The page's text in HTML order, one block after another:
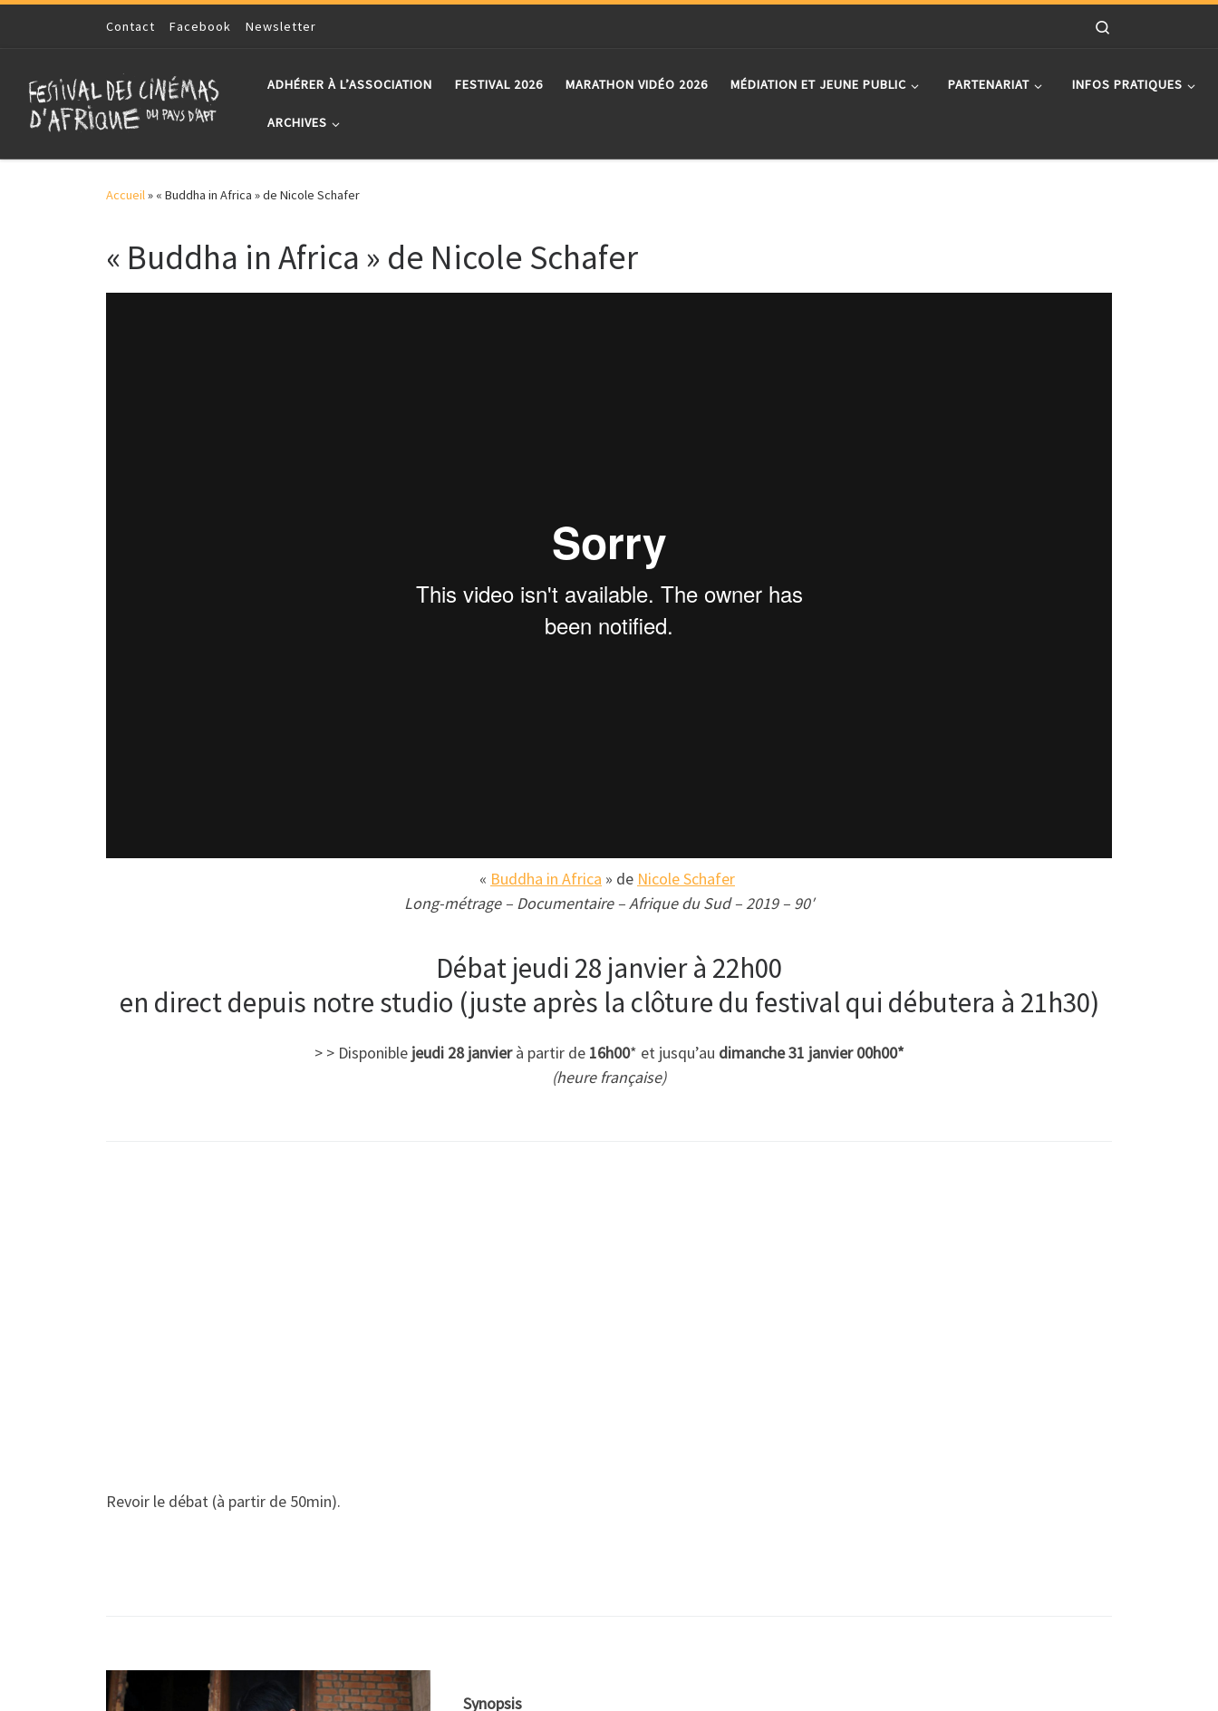
Skip to contentContact Facebook Newsletter
ADHÉRER À L’ASSOCIATION FESTIVAL 2026 MARATHON VIDÉO 2026 MÉDIATION ET JEUNE PUBLIC PARTENARIAT INFOS PRATIQUES
ARCHIVES
Accueil» « Buddha in Africa » de Nicole Schafer
« Buddha in Africa » de Nicole Schafer
« Buddha in Africa » de Nicole Schafer
Long-métrage – Documentaire – Afrique du Sud – 2019 – 90′
Débat jeudi 28 janvier à 22h00
en direct depuis notre studio (juste après la clôture du festival qui débutera à 21h30)
> > Disponible jeudi 28 janvierà partir de 16h00* et jusqu’au dimanche 31 janvier 00h00*
(heure française)
Revoir le débat (à partir de 50min).
Synopsis